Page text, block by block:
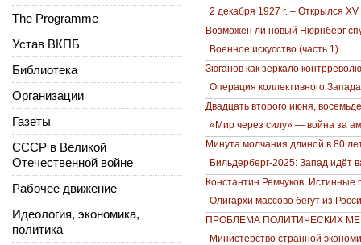
2 декабря 1927 г. – Открылся
Возможен ли новый Нюрнберг
Военное искусство (часть 1)
Зюганов как зеркало
Операция коллективного
Двадцать второго июня,
«Мир через силу» — вой­на за
Минута молчания длиной в 80
Бильдерберг-2025: Запад идёт
Константин Ремчуков.
Олигархи массово бегут из
ПРОБЛЕМА ПОЛИТИЧЕСКИХ
Министерство странной
The Programme
Устав ВКПБ
Библиотека
Организации
Газеты
СССР в Великой
Отечественной войне
Рабочее движение
Идеология, экономика,
политика